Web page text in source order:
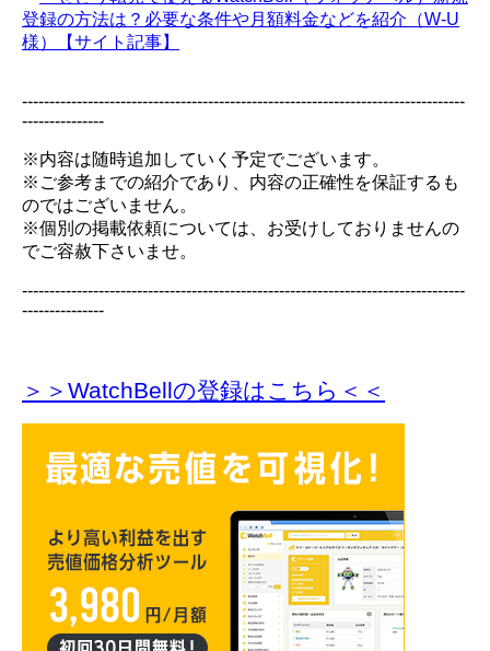
登録の方法は？必要な条件や月額料金などを紹介（W-U
様）【サイト記事】
---------------------------------------------------------------------------------
---------------
※内容は随時追加していく予定でございます。
※ご参考までの紹介であり、内容の正確性を保証するも
のではございません。
※個別の掲載依頼については、お受けしておりませんの
でご容赦下さいませ。
---------------------------------------------------------------------------------
---------------
＞＞WatchBellの登録はこちら＜＜